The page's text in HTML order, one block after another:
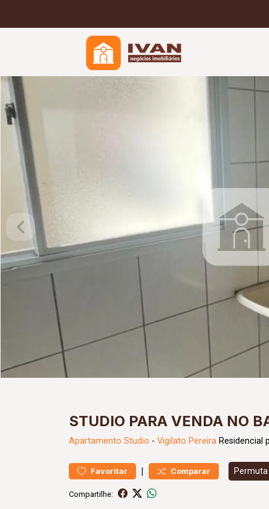
STUDIO PARA VENDA NO
Apartamento Studio - Vigilato Pereira Residencial
Favoritar | Comparar Permuta
Compartilhe: